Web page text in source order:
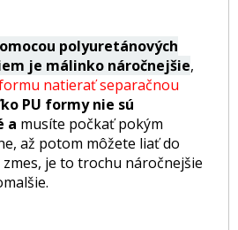
polyuretánových
je málinko náročnejšie,
natierať separačnou
PU formy nie sú
a musíte počkať pokým
až potom môžete liať do
je to trochu náročnejšie